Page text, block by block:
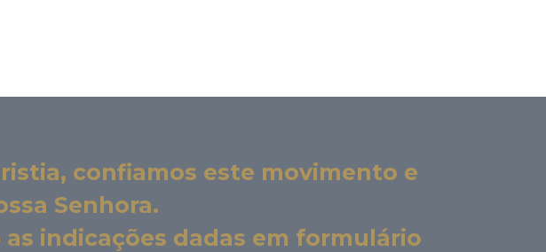
confiamos este movimento e
Senhora.
indicações dadas em formulário